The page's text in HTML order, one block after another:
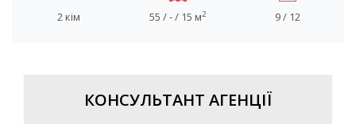
2 кім 55 / - / 15 м2 9 / 12
КОНСУЛЬТАНТ АГЕНЦІЇ